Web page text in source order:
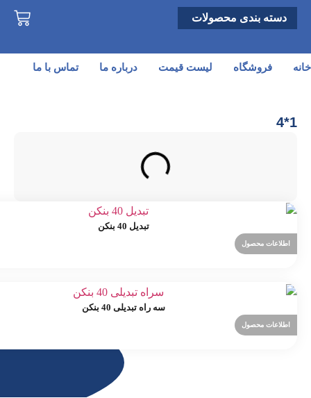
دسته بندی محصولات
خانه فروشگاه لیست قیمت درباره ما تماس با ما
1*4
تبدیل 40 بنکن
اطلاعات محصول
سه راه تبدیلی 40 بنکن
اطلاعات محصول